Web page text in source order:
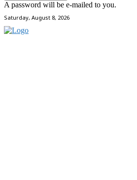
A password will be e-mailed to you.
Saturday, August 8, 2026